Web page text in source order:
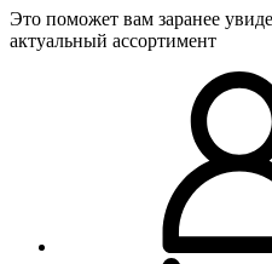
Это поможет вам заранее
актуальный ассортимент